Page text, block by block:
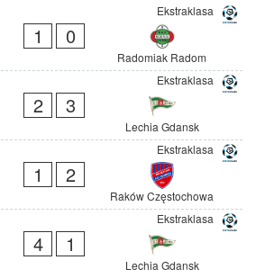
Ekstraklasa
1 0
Radomiak Radom
Ekstraklasa
2 3
Lechia Gdansk
Ekstraklasa
1 2
Raków Częstochowa
Ekstraklasa
4 1
Lechia Gdansk